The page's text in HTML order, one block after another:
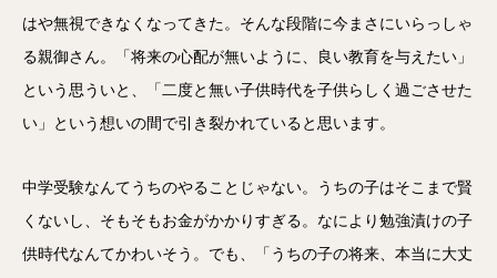
はや無視できなくなってきた。そんな段階に今まさにいらっしゃ
る親御さん。「将来の心配が無いように、良い教育を与えたい」
という思ういと、「二度と無い子供時代を子供らしく過ごさせた
い」という想いの間で引き裂かれていると思います。
中学受験なんてうちのやることじゃない。うちの子はそこまで賢
くないし、そもそもお金がかかりすぎる。なにより勉強漬けの子
供時代なんてかわいそう。でも、「うちの子の将来、本当に大丈